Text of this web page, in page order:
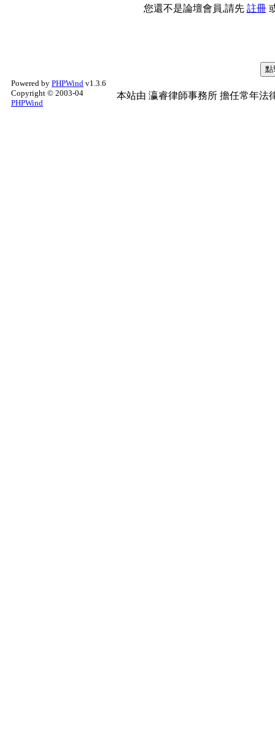
您還不是論壇會員,請先 註冊
Powered by PHPWind v1.3.6
Copyright © 2003-04
PHPWind
本站由 瀛睿律師事務所 擔任常年法